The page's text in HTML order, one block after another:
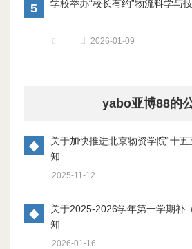
5 学校举办“校长有约”物流科学与
2026-01-09
yabo亚博88的
◆
关于加快推进北京物资学院“十
知
2025-11-12
◆
关于2025-2026学年第一学期补
知
2026-01-16